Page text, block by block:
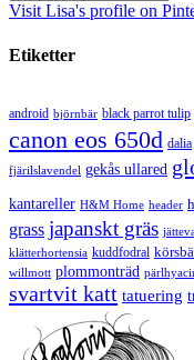
Visit Lisa's profile on
Etiketter
android björnbär black parrot tulip
canon eos 650d dalia
fjärilslavendel gekås ullared
kantareller H&M Home header
grass japanskt gräs
klätterhortensia kuddfodral
willmott plommonträd
svartvit katt tatuering